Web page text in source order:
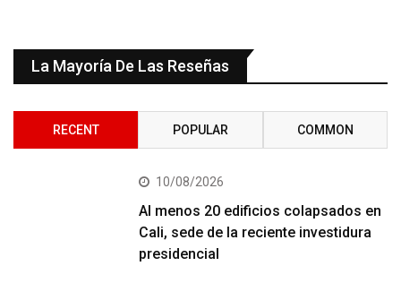
La Mayoría De Las Reseñas
RECENT POPULAR COMMON
10/08/2026
Al menos 20 edificios colapsados en
Cali, sede de la reciente investidura
presidencial